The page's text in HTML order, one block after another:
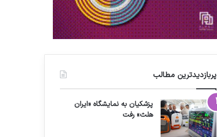
پربازدیدترین مطالب
پزشکیان به نمایشگاه «ایران
هلث» رفت